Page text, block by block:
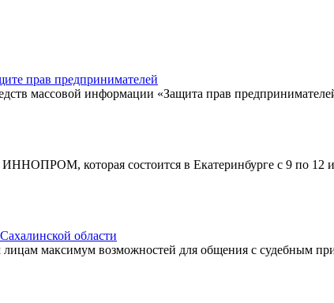
прав предпринимателей
массовой информации «Защита прав
которая состоится в Екатеринбурге с 9 по 12
области
максимум возможностей для общения с судебным